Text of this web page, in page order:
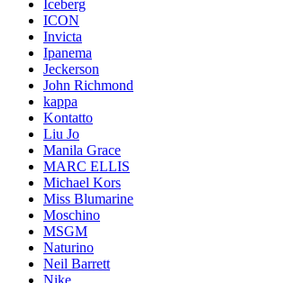
Iceberg
ICON
Invicta
Ipanema
Jeckerson
John Richmond
kappa
Kontatto
Liu Jo
Manila Grace
MARC ELLIS
Michael Kors
Miss Blumarine
Moschino
MSGM
Naturino
Neil Barrett
Nike